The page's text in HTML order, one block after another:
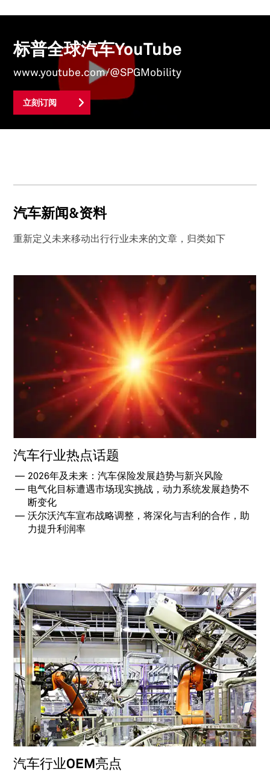
标普全球汽车YouTube
www.youtube.com/@SPGMobility
立刻订阅
汽车新闻&资料
重新定义未来移动出行行业未来的文章，归类如下
汽车行业热点话题
2026年及未来：汽车保险发展趋势与新兴风险
电气化目标遭遇市场现实挑战，动力系统发展趋势不
断变化
沃尔沃汽车宣布战略调整，将深化与吉利的合作，助
力提升利润率
汽车行业OEM亮点